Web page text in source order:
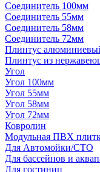
Соединитель 100мм
Соединитель 55мм
Соединитель 58мм
Соединитель 72мм
Плинтус
Плинтус из
Угол
Угол 100мм
Угол 55мм
Угол 58мм
Угол 72мм
Ковролин
Модульная ПВХ
Для Автомойки/СТО
Для бассейнов и
Для гостиниц